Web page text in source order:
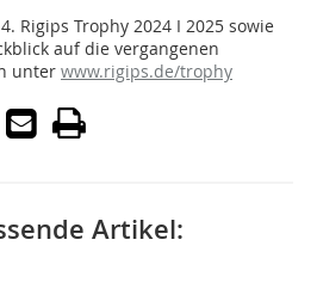
Rigips Trophy 2024 I 2025 sowie
auf die vergangenen
unter www.rigips.de/trophy
Artikel: